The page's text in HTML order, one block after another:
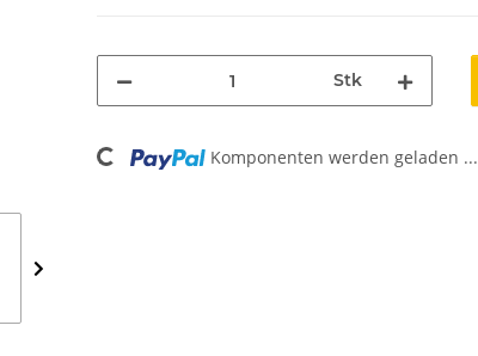
Stk
Loading... Komponenten werden geladen ...